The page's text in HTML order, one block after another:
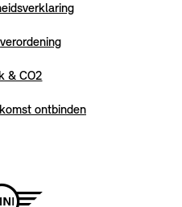
& CO2
ontbinden